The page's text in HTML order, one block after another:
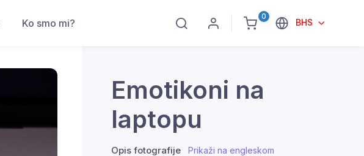
0
BHS
Ko smo mi?
Emotikoni na
laptopu
Opis fotografije Prikaži na engleskom